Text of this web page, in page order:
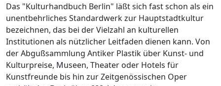
Das "Kulturhandbuch Berlin" läßt sich fast schon als ein
unentbehrliches Standardwerk zur Hauptstadtkultur
bezeichnen, das bei der Vielzahl an kulturellen
Institutionen als nützlicher Leitfaden dienen kann. Von
der Abgußsammlung Antiker Plastik über Kunst- und
Kulturpreise, Museen, Theater oder Hotels für
Kunstfreunde bis hin zur Zeitgenössischen Oper